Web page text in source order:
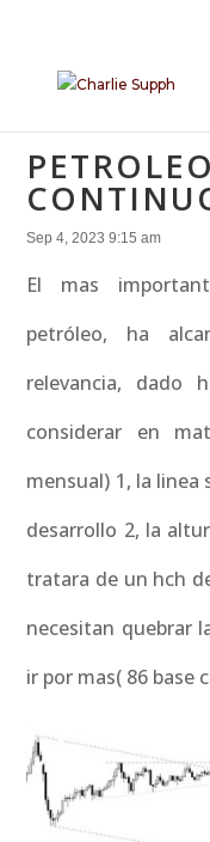
Sep 4, 2023 9:15 am
El mas
petróleo, ha
relevancia, dado
considerar en
mensual) 1, la
desarrollo 2, la
tratara de un hch
necesitan quebrar
ir por mas( 86 base